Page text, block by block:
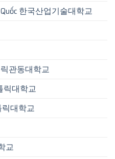
한국산업기술대학교
릭관동대학교
릭대학교
릭대학교
교